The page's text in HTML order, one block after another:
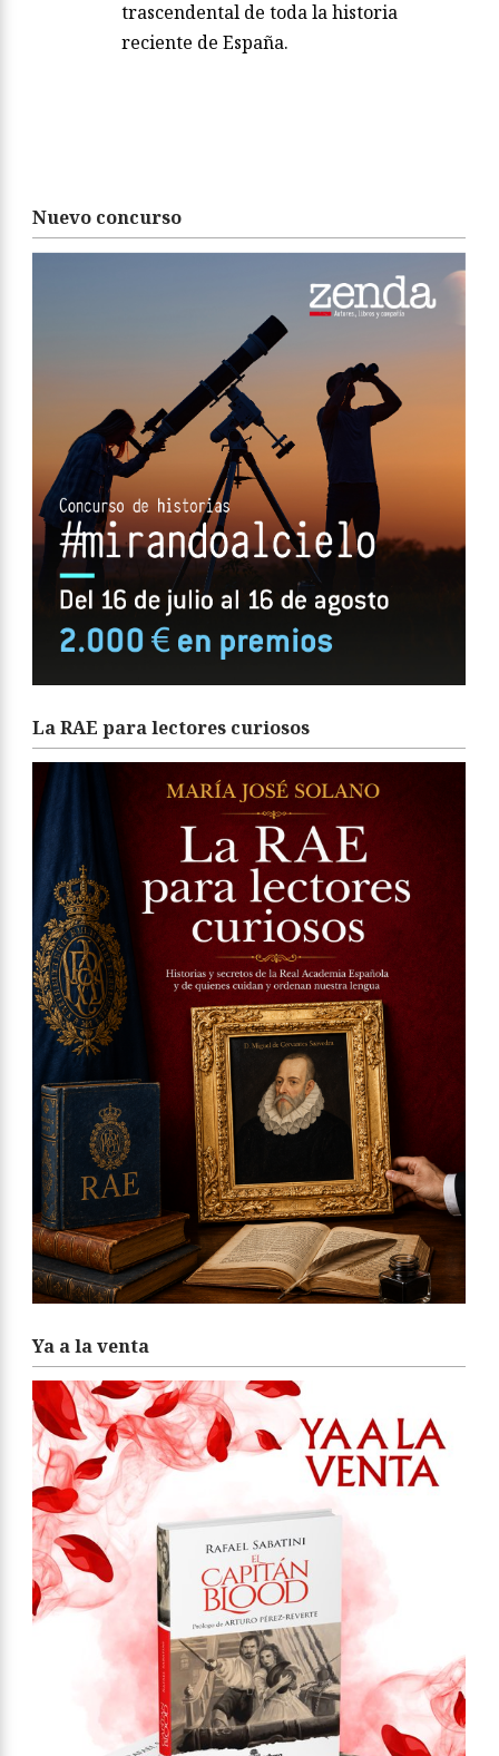
trascendental de toda la historia
reciente de España.
Nuevo concurso
La RAE para lectores curiosos
Ya a la venta